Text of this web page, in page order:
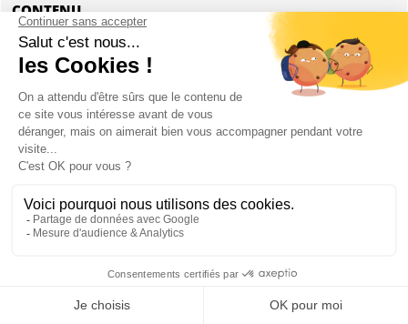
CONTENU
Match de laser game en extérieur
Terrain extérieur
1h30 d'activité (des matchs de 15 minutes
chacun)
10 minutes de briefing
Équipement complet
Les terrains sont à environ à 1h du centre-ville
LASER GAME OUTDOOR À MILAN :
Mon EVJF à Milan